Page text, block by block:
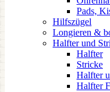
Pads,
Hilfszügel
Longieren &
Halfter und
Halfter
Stricke
Halfter
Halfter